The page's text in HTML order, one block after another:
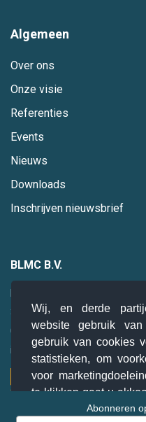
Wij, en derde
website gebruik
gebruik van cookies
statistieken, om
voor
te klikken gaat u
cookiebeleid.Lees
Abonneren
Algemeen
Over ons
Onze visie
Referenties
Events
Nieuws
Downloads
Inschrijven nieuwsbrief
BLMC B.V.
Hogebrinkerweg 19
3871 KM
Hoevelaken
085 0 47 94 28
info@blmc.nl